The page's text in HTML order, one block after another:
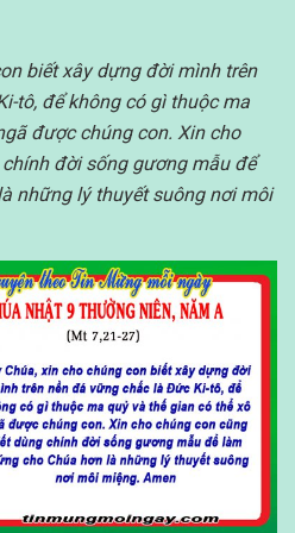
biết xây dựng đời mình trên
tô, để không có gì thuộc ma
được chúng con. Xin cho
đời sống gương mẫu để
những lý thuyết suông nơi môi